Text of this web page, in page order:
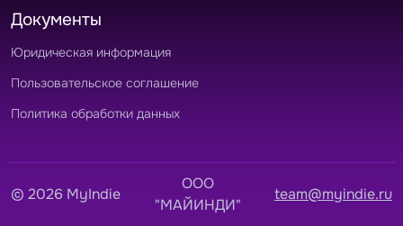
Документы
Юридическая информация
Пользовательское соглашение
Политика обработки данных
© 2026 MyIndie
OOO
"МАЙИНДИ"
team@myindie.ru